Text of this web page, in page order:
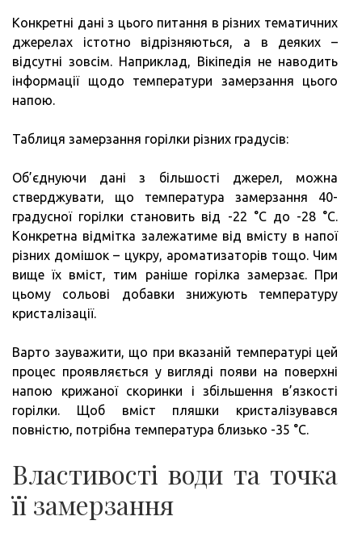
Конкретні дані з цього питання в різних тематичних
джерелах істотно відрізняються, а в деяких –
відсутні зовсім. Наприклад, Вікіпедія не наводить
інформації щодо температури замерзання цього
напою.
Таблиця замерзання горілки різних градусів:
Об’єднуючи дані з більшості джерел, можна
стверджувати, що температура замерзання 40-
градусної горілки становить від -22 °C до -28 °C.
Конкретна відмітка залежатиме від вмісту в напої
різних домішок – цукру, ароматизаторів тощо. Чим
вище їх вміст, тим раніше горілка замерзає. При
цьому сольові добавки знижують температуру
кристалізації.
Варто зауважити, що при вказаній температурі цей
процес проявляється у вигляді появи на поверхні
напою крижаної скоринки і збільшення в’язкості
горілки. Щоб вміст пляшки кристалізувався
повністю, потрібна температура близько -35 °C.
Властивості води та точка
її замерзання